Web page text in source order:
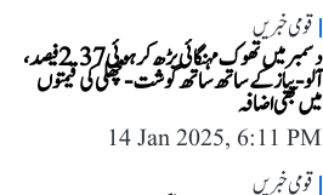
قومی خبریں
دسمبر میں تھوک مہنگائی بڑھ کر ہوئی 2.37 فیصد،
آلو-پیاز کے ساتھ ساتھ گوشت-مچھلی کی قیمتوں
میں بھی اضافہ
14 Jan 2025, 6:11 PM
قومی خبریں